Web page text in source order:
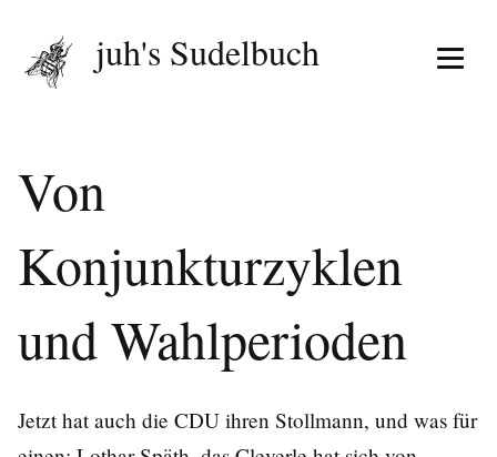
Menü
juh's Sudelbuch
Von
Konjunkturzyklen
und Wahlperioden
Jetzt hat auch die CDU ihren Stollmann, und was für